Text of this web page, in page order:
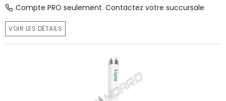
Compte PRO seulement. Contactez votre succursale
VOIR LES DÉTAILS